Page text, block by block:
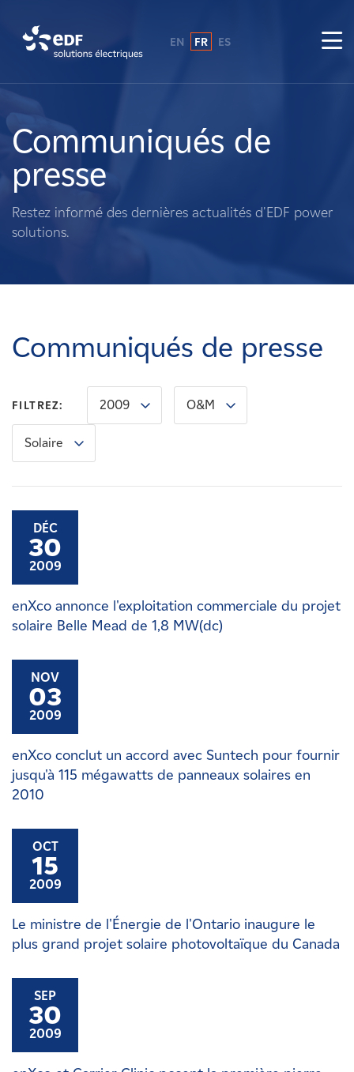
A propos de nous
Ce que nous faisons
Propriétaires fonciers
Carrières
Nouvelles
Contactez-nous
EN FR ES
Communiqués de
presse
Restez informé des dernières actualités d'EDF power
solutions.
Communiqués de presse
FILTREZ: 2009 O&M
Solaire
DÉC
30
2009
enXco annonce l'exploitation commerciale du projet
solaire Belle Mead de 1,8 MW(dc)
NOV
03
2009
enXco conclut un accord avec Suntech pour fournir
jusqu'à 115 mégawatts de panneaux solaires en
2010
OCT
15
2009
Le ministre de l'Énergie de l'Ontario inaugure le
plus grand projet solaire photovoltaïque du Canada
SEP
30
2009